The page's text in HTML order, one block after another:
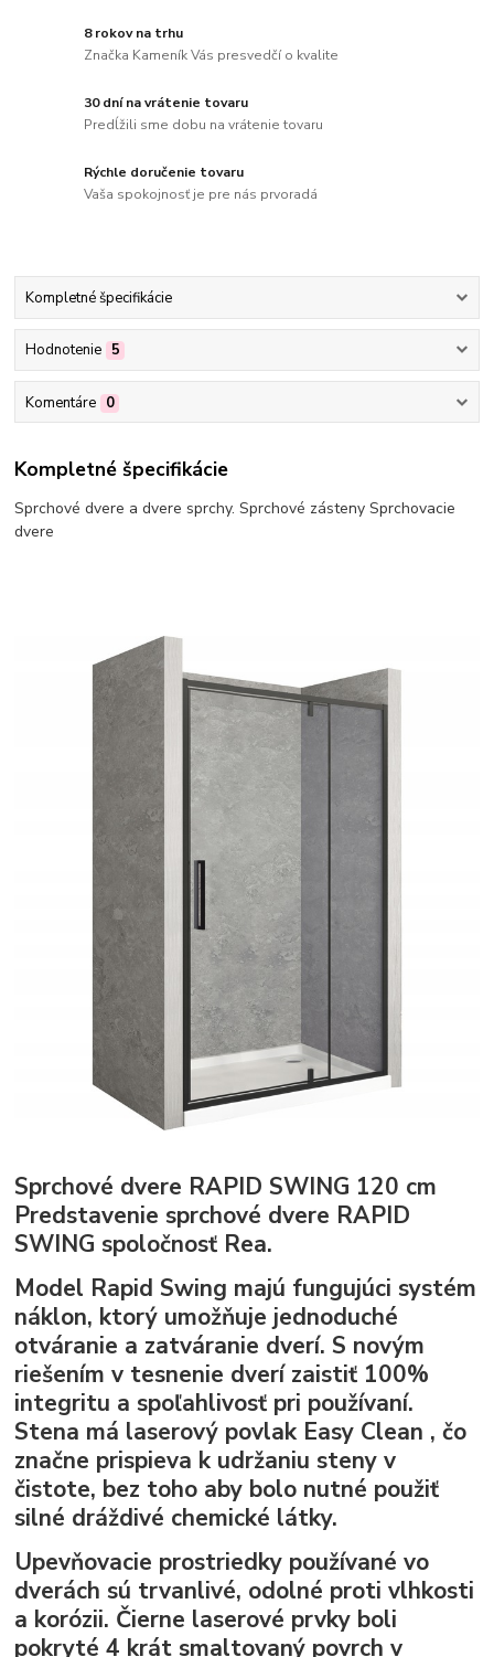
8 rokov na trhu
Značka Kameník Vás presvedčí o kvalite
30 dní na vrátenie tovaru
Predĺžili sme dobu na vrátenie tovaru
Rýchle doručenie tovaru
Vaša spokojnosť je pre nás prvoradá
Kompletné špecifikácie
Hodnotenie 5
Komentáre 0
Kompletné špecifikácie
Sprchové dvere a dvere sprchy. Sprchové zásteny Sprchovacie
dvere
Sprchové dvere RAPID SWING 120 cm
Predstavenie sprchové dvere RAPID
SWING spoločnosť Rea.
Model Rapid Swing majú fungujúci systém
náklon, ktorý umožňuje jednoduché
otváranie a zatváranie dverí. S novým
riešením v tesnenie dverí zaistiť 100%
integritu a spoľahlivosť pri používaní.
Stena má laserový povlak Easy Clean , čo
značne prispieva k udržaniu steny v
čistote, bez toho aby bolo nutné použiť
silné dráždivé chemické látky.
Upevňovacie prostriedky používané vo
dverách sú trvanlivé, odolné proti vlhkosti
a korózii. Čierne laserové prvky boli
pokryté 4 krát smaltovaný povrch v